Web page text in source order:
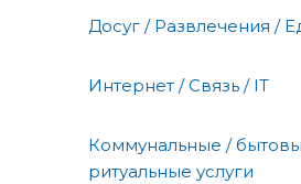
Досуг / Развлечения /
Интернет / Связь / IT
Коммунальные /
ритуальные услуги